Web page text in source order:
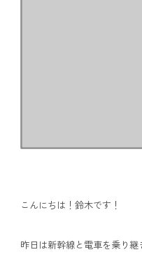
こんにちは！鈴木です！
昨日は新幹線と電車を乗り継